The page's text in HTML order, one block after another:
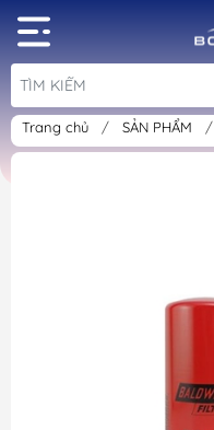
Trang chủ / SẢN PHẨM /